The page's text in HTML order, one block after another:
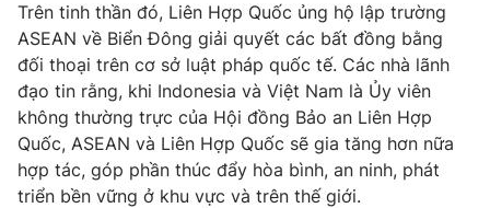
Chất lượng cuộc sống
Học trực tuyến
Công nghệ
Hitech Công nghệ tương lai
Sản phẩm
Thị trường
Tư vấn
Giao lưu trực tuyến
Lịch phát sóng
Trên tinh thần đó, Liên Hợp Quốc ủng hộ lập trường
ASEAN về Biển Đông giải quyết các bất đồng bằng
đối thoại trên cơ sở luật pháp quốc tế. Các nhà lãnh
đạo tin rằng, khi Indonesia và Việt Nam là Ủy viên
không thường trực của Hội đồng Bảo an Liên Hợp
Quốc, ASEAN và Liên Hợp Quốc sẽ gia tăng hơn nữa
hợp tác, góp phần thúc đẩy hòa bình, an ninh, phát
triển bền vững ở khu vực và trên thế giới.